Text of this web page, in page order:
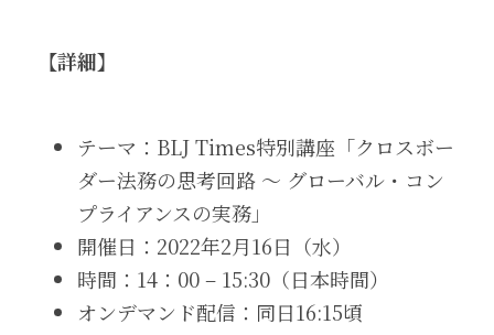
【詳細】
テーマ：BLJ Times特別講座「クロスボー
ダー法務の思考回路 ～ グローバル・コン
プライアンスの実務」
開催日：2022年2月16日（水）
時間：14：00 – 15:30（日本時間）
オンデマンド配信：同日16:15頃